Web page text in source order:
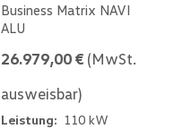
Business Matrix NAVI
ALU
26.979,00 € (MwSt.
ausweisbar)
Leistung: 110 kW